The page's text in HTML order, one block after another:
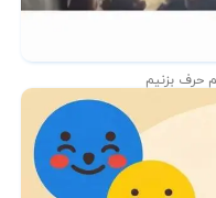
حرف بزنیم